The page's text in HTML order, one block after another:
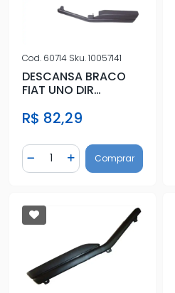
Cod. 60714 Sku.10057141
DESCANSA BRACO
FIAT UNO DIR
ELETRICO
R$ 82,29
Diminuir Quantidade
Quantidade
Adicionar Quantidade
Comprar